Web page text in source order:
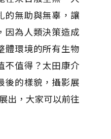
的無助與無辜，讓
因為人類決策造成
體環境的所有生物
不值得？太田康介
後的樣貌，攝影展
出，大家可以前往